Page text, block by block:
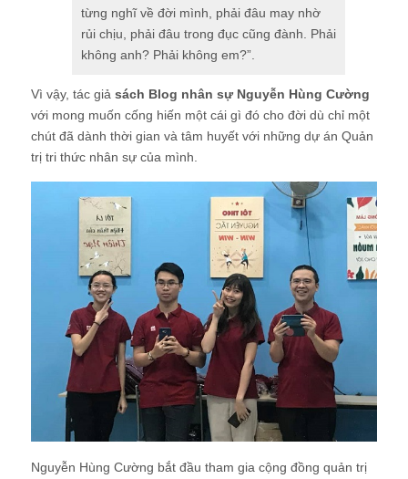
từng nghĩ về đời mình, phải đâu may nhờ
rủi chịu, phải đâu trong đục cũng đành. Phải
không anh? Phải không em?”.
Vì vậy, tác giả sách Blog nhân sự Nguyễn Hùng Cường
với mong muốn cống hiến một cái gì đó cho đời dù chỉ một
chút đã dành thời gian và tâm huyết với những dự án Quản
trị tri thức nhân sự của mình.
Nguyễn Hùng Cường bắt đầu tham gia cộng đồng quản trị